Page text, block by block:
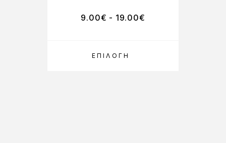
ΕΠΙΛΟΓΉ
9.00€ - 19.00€